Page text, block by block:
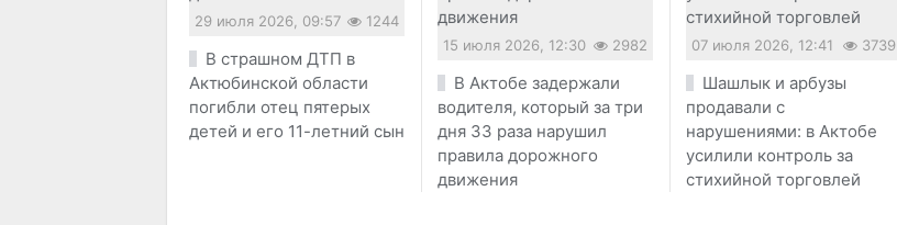
29 июля 2026, 09:57 1244
В страшном ДТП в
Актюбинской области
погибли отец пятерых
детей и его 11-летний сын
15 июля 2026, 12:30 2982
В Актобе задержали
водителя, который за три
дня 33 раза нарушил
правила дорожного
движения
07 июля 2026, 12:41 3739
Шашлык и арбузы
продавали с
нарушениями: в Актобе
усилили контроль за
стихийной торговлей